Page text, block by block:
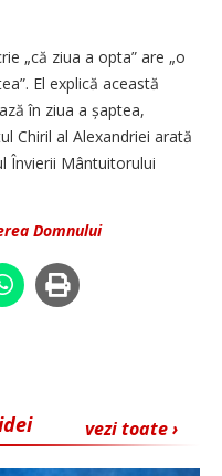
„că ziua a opta” are „o
El explică această
în ziua a șaptea,
Chiril al Alexandriei arată
Învierii Mântuitorului
Domnului
vezi toate ›